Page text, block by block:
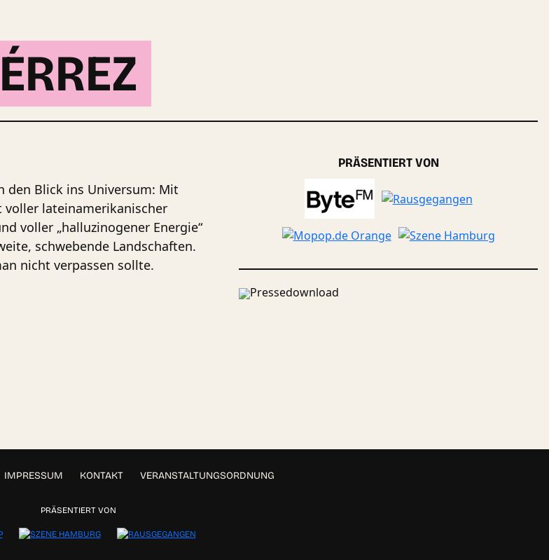
den Blick ins Universum: Mit
voller lateinamerikanischer
voller „halluzinogener Energie“
schwebende Landschaften.
nicht verpassen sollte.
PRÄSENTIERT VON
Pressedownload
IMPRESSUM KONTAKT VERANSTALTUNGSORDNUNG
PRÄSENTIERT VON